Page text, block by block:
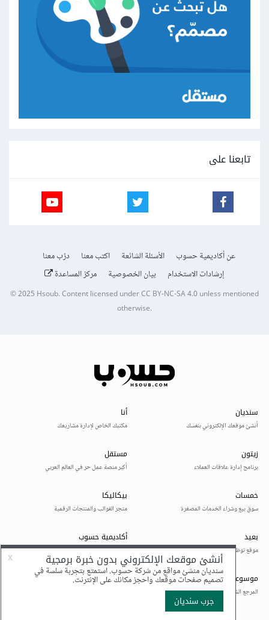
تابعنا على
عن أكاديمية حسوب الأسئلة الشائعة اكتب معنا
درّب معنا
إرشادات الاستخدام
بيان الخصوصية مركز المساعدة
© 2025Hsoub.Content licensed underCC BY-NC-SA 4.0unless mentioned
otherwise.